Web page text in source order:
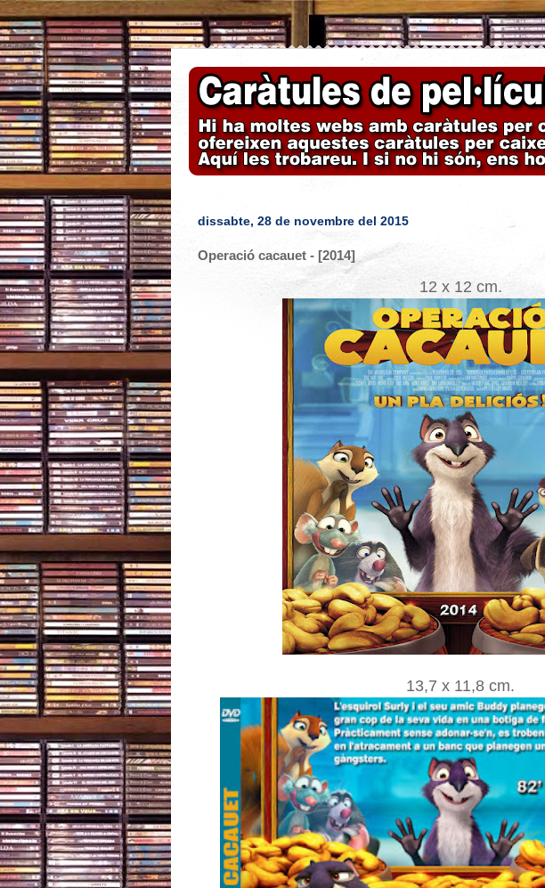
dissabte, 28 de novembre del 2015
Operació cacauet - [2014]
12 x 12 cm.
13,7 x 11,8 cm.